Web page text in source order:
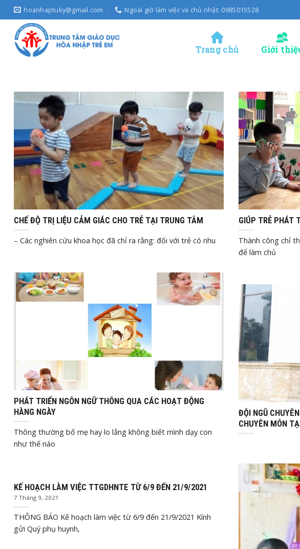
Skip
to
content
hoanhaptuky@gmail.com Ngoài giờ làm việc và chủ nhật: 0985015528
Trang chủ Giới
Th725, 2022
CHẾ ĐỘ TRỊ LIỆU CẢM GIÁC CHO TRẺ TẠI TRUNG TÂM
– Các nghiên cứu khoa học đã chỉ ra rằng: đối với trẻ có nhu
Th7 23, 2022
GIÚP TRẺ PHÁT
Thành công chỉ
để làm chủ
Th627, 2022
PHÁT TRIỂN NGÔN NGỮ THÔNG QUA CÁC HOẠT ĐỘNG
HÀNG NGÀY
Thông thường bố mẹ hay lo lắng không biết mình dạy con
như thế nào
Th1211, 2021
ĐỘI NGŨ
CHUYÊN MÔN
KẾ HOẠCH LÀM VIỆC TTGDHNTE TỪ 6/9 ĐẾN 21/9/2021
7 Tháng 9, 2021
THÔNG BÁO Kế hoạch làm việc từ 6/9 đến 21/9/2021 Kính
gửi Quý phụ huynh,